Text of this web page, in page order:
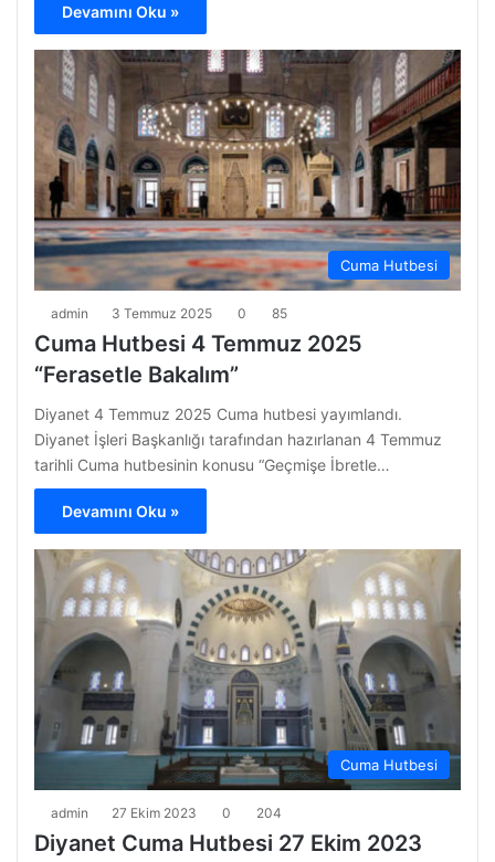
Devamını Oku »
Cuma Hutbesi
admin 3 Temmuz 2025 0 85
Cuma Hutbesi 4 Temmuz 2025
“Ferasetle Bakalım”
Diyanet 4 Temmuz 2025 Cuma hutbesi yayımlandı.
Diyanet İşleri Başkanlığı tarafından hazırlanan 4 Temmuz
tarihli Cuma hutbesinin konusu “Geçmişe İbretle…
Devamını Oku »
Cuma Hutbesi
admin 27 Ekim 2023 0 204
Diyanet Cuma Hutbesi 27 Ekim 2023